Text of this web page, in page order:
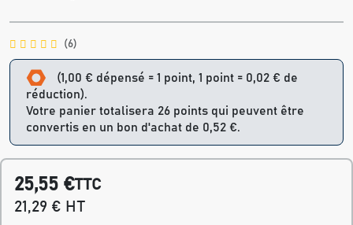
(6)
(1,00 € dépensé = 1 point, 1 point = 0,02 € de
réduction).
Votre panier totalisera 26 points qui peuvent être
convertis en un bon d'achat de 0,52 €.
25,55 €TTC
21,29 € HT